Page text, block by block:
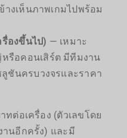
างเห็นภาพเกมไปพร้อม
รื่องขึ้นไป) — เหมาะ
รือคอนเสิร์ต มีทีมงาน
ชันครบวงจรและราคา
ต่อเครื่อง (ตัวเลขโดย
นอีกครั้ง) และมี